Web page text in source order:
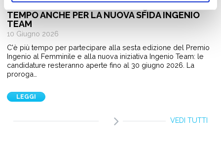
CANDIDATURE APERTE FINO AL 30 GIUGNO. PIÙ
TEMPO ANCHE PER LA NUOVA SFIDA INGENIO
TEAM
10 Giugno 2026
C'è più tempo per partecipare alla sesta edizione del Premio
Ingenio al Femminile e alla nuova iniziativa Ingenio Team: le
candidature resteranno aperte fino al 30 giugno 2026. La
proroga…
LEGGI
VEDI TUTTI